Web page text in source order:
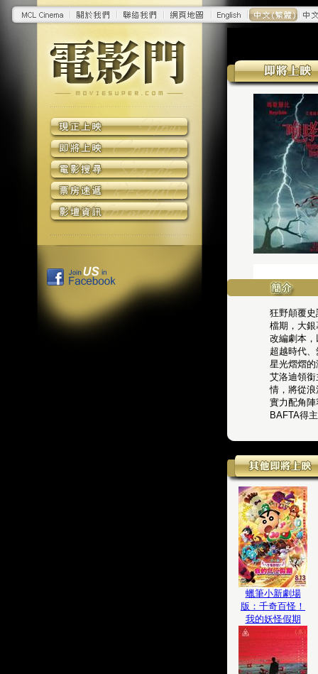
狂野顛覆
檔期，大
改編劇本
超越時代
星光熠熠
艾洛迪領
情，將從
實力配角
BAFTA得
蠟筆小新劇場
版：千奇百怪！
我的妖怪假期